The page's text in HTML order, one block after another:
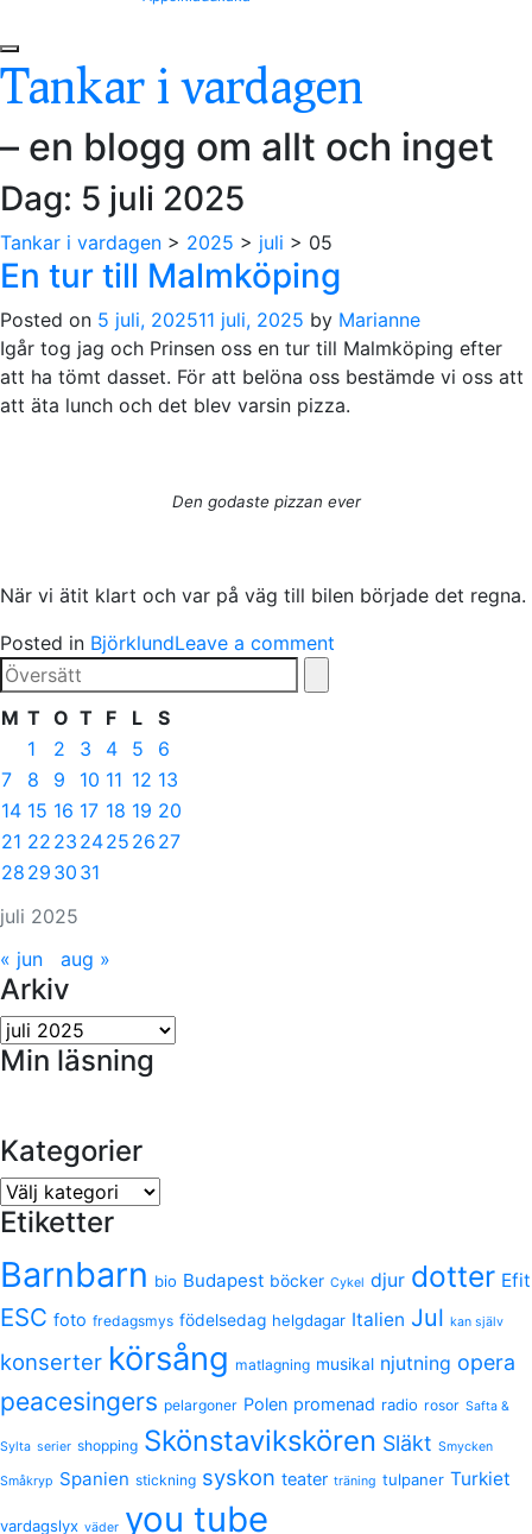
Tankar i vardagen
– en blogg om allt och inget
Dag: 5 juli 2025
Tankar i vardagen > 2025 > juli > 05
En tur till Malmköping
Posted on 5 juli, 202511 juli, 2025 by Marianne
Igår tog jag och Prinsen oss en tur till Malmköping efter
att ha tömt dasset. För att belöna oss bestämde vi oss att
att äta lunch och det blev varsin pizza.
Den godaste pizzan ever
När vi ätit klart och var på väg till bilen började det regna.
Posted in BjörklundLeave a comment
juli 2025
M T O T F L
S
1
2 3 4 5
6
7
8 9 10 11 12 13
14 15 16 17 18 19 20
21 22 23 2425 26 27
28 29 30 31
« jun aug »
Arkiv
Arkiv
Min läsning
Kategorier
Kategorier
Etiketter
Barnbarn bio Budapest böcker Cykel djur dotter Efit
ESC foto fredagsmys födelsedag helgdagar Italien Jul kan själv
konserter körsång matlagning musikal njutning opera
peacesingers pelargoner Polen promenad radio rosor Safta &
Sylta serier shopping Skönstavikskören Släkt Smycken
Småkryp Spanien stickning syskon teater träning tulpaner Turkiet
vardagslyx väder you tube